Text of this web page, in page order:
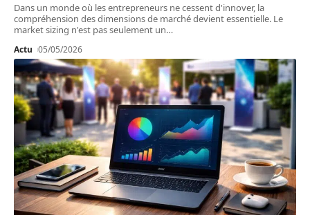
Dans un monde où les entrepreneurs ne cessent d'innover, la
compréhension des dimensions de marché devient essentielle. Le
market sizing n'est pas seulement un…
Actu 05/05/2026